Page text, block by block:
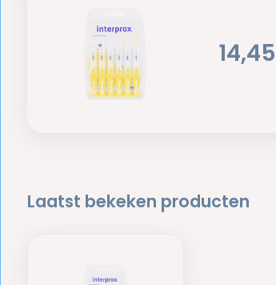
14,45
Laatst bekeken producten